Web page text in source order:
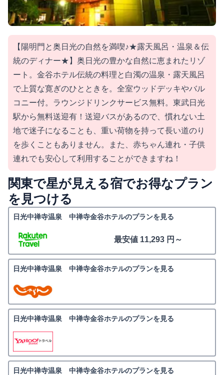
【陽明門と奥日光の自然を満喫♪★露天風呂・温泉＆伝
統のディナー★】奥日光の豊かな自然に恵まれたリゾ
ート。金谷ホテル伝統の料理と白濁の温泉・露天風呂
で上質な寛ぎのひとときを。全室ウッドデッキやバル
コニー付。ラウンジドリンクサービス無料。東武日光
駅から無料送迎有！送迎バスがあるので、慣れない土
地で迷子になることも、重い荷物を持って長い道のり
を歩くこともありません。また、赤ちゃん連れ・子供
連れでも安心して利用することができますね！
関東で星が見える宿でお得なプラン
を見つける
日光中禅寺温泉 中禅寺金谷ホテルのプランを見る
最安値 11,293 円～
日光中禅寺温泉 中禅寺金谷ホテルのプランを見る
日光中禅寺温泉 中禅寺金谷ホテルのプランを見る
日光中禅寺温泉 中禅寺金谷ホテルのプランを見る